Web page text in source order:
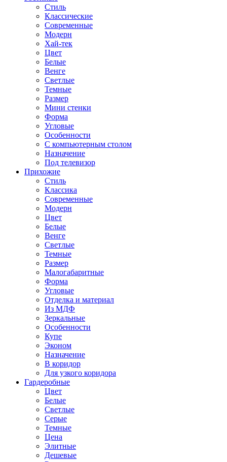
Стиль
Классические
Современные
Модерн
Хай-тек
Цвет
Белые
Венге
Светлые
Темные
Размер
Мини стенки
Форма
Угловые
Особенности
С компьютерным столом
Назначение
Под телевизор
Прихожие
Стиль
Классика
Современные
Модерн
Цвет
Белые
Венге
Светлые
Темные
Размер
Малогабаритные
Форма
Угловые
Отделка и материал
Из МДФ
Зеркальные
Особенности
Купе
Эконом
Назначение
В коридор
Для узкого коридора
Гардеробные
Цвет
Белые
Светлые
Серые
Темные
Цена
Элитные
Дешевые